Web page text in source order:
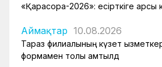
«Қарасора-2026»: есірткіге қарсы
Аймақтар 10.08.2026
Тараз филиалының күзет
формамен толық қамтылд